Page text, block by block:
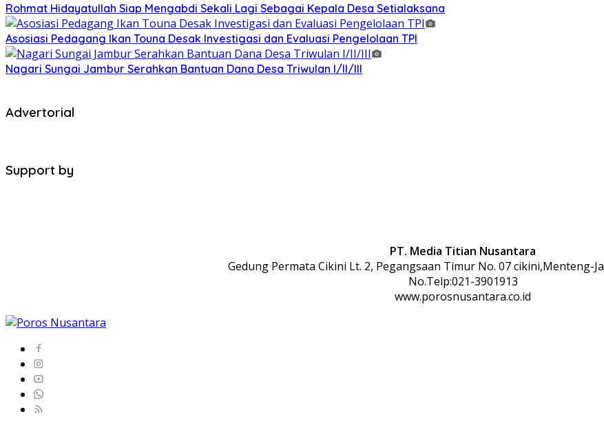
Rohmat Hidayatullah Siap Mengabdi Sekali Lagi Sebagai Kepala Desa Setialaksana
Asosiasi Pedagang Ikan Touna Desak Investigasi dan Evaluasi Pengelolaan TPI
Nagari Sungai Jambur Serahkan Bantuan Dana Desa Triwulan I/II/III
Advertorial
Support by
PT. Media Titian Nusantara
Gedung Permata Cikini Lt. 2, Pegangsaan Timur No. 07 cikini,Menteng-
No.Telp:021-3901913
www.porosnusantara.co.id